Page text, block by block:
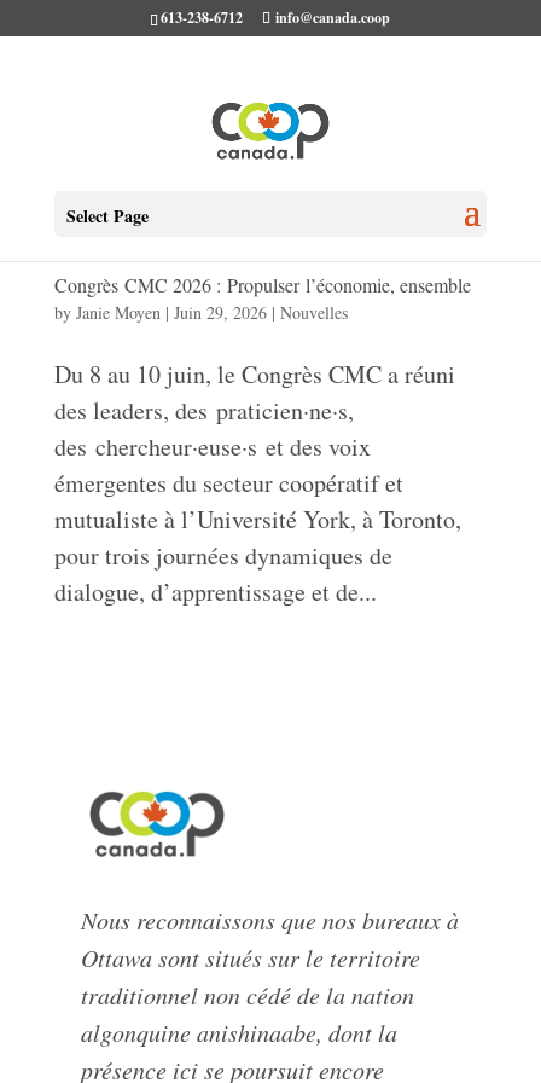
613-238-6712 info@canada.coop
Select Page
Congrès CMC 2026 : Propulser l’économie, ensemble
by Janie Moyen| Juin 29, 2026| Nouvelles
Du 8 au 10 juin, le Congrès CMC a réuni
des leaders, des praticien·ne·s,
des chercheur·euse·s et des voix
émergentes du secteur coopératif et
mutualiste à l’Université York, à Toronto,
pour trois journées dynamiques de
dialogue, d’apprentissage et de...
Nous reconnaissons que nos bureaux à
Ottawa sont situés sur le territoire
traditionnel non cédé de la nation
algonquine anishinaabe, dont la
présence ici se poursuit encore